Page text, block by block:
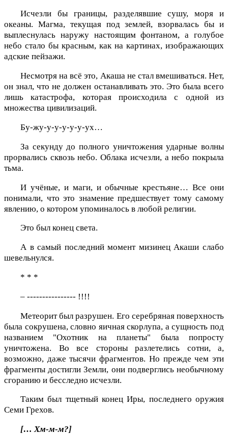
Исчезли бы границы, разделявшие сушу, моря и
океаны. Магма, текущая под землей, взорвалась бы и
выплеснулась наружу настоящим фонтаном, а голубое
небо стало бы красным, как на картинах, изображающих
адские пейзажи.
Несмотря на всё это, Акаша не стал вмешиваться. Нет,
он знал, что не должен останавливать это. Это была всего
лишь катастрофа, которая происходила с одной из
множества цивилизаций.
Бу-жу-у-у-у-у-у-ух…
За секунду до полного уничтожения ударные волны
прорвались сквозь небо. Облака исчезли, а небо покрыла
тьма.
И учёные, и маги, и обычные крестьяне… Все они
понимали, что это знамение предшествует тому самому
явлению, о котором упоминалось в любой религии.
Это был конец света.
А в самый последний момент мизинец Акаши слабо
шевельнулся.
* * *
– ---------------- !!!!
Метеорит был разрушен. Его серебряная поверхность
была сокрушена, словно яичная скорлупа, а сущность под
названием "Охотник на планеты" была попросту
уничтожена. Во все стороны разлетелись сотни, а,
возможно, даже тысячи фрагментов. Но прежде чем эти
фрагменты достигли Земли, они подверглись необычному
сгоранию и бесследно исчезли.
Таким был тщетный конец Иры, последнего оружия
Семи Грехов.
[… Хм-м-м?]